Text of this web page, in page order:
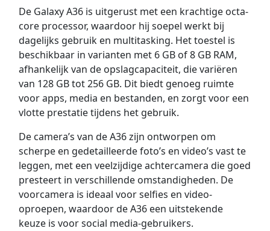
De Galaxy A36 is uitgerust met een krachtige octa-
core processor, waardoor hij soepel werkt bij
dagelijks gebruik en multitasking. Het toestel is
beschikbaar in varianten met 6 GB of 8 GB RAM,
afhankelijk van de opslagcapaciteit, die variëren
van 128 GB tot 256 GB. Dit biedt genoeg ruimte
voor apps, media en bestanden, en zorgt voor een
vlotte prestatie tijdens het gebruik.
De camera’s van de A36 zijn ontworpen om
scherpe en gedetailleerde foto’s en video’s vast te
leggen, met een veelzijdige achtercamera die goed
presteert in verschillende omstandigheden. De
voorcamera is ideaal voor selfies en video-
oproepen, waardoor de A36 een uitstekende
keuze is voor social media-gebruikers.